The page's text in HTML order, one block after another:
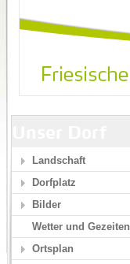
Landschaft
Dorfplatz
Bilder
Wetter und Gezeiten
Ortsplan